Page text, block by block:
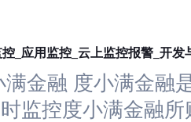
_应用监控_ 云 上监控报警_开发
金融 度小满金融
监控度小满金融所